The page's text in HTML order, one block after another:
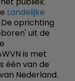
Landelijke
De oprichting
uit de
is met
één van de
Nederland.